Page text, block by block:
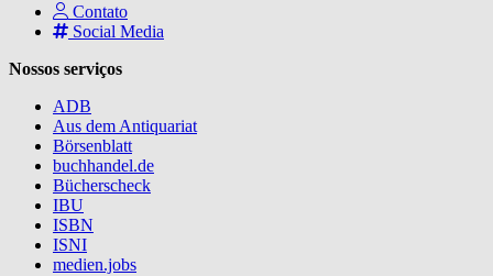
Contato
Social Media
Nossos serviços
ADB
Aus dem Antiquariat
Börsenblatt
buchhandel.de
Bücherscheck
IBU
ISBN
ISNI
medien.jobs